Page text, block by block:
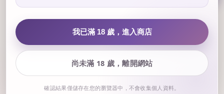
我已滿 18 歲，進入商店
尚未滿 18 歲，離開網站
確認結果僅儲存在您的瀏覽器中，不會收集個人資料。